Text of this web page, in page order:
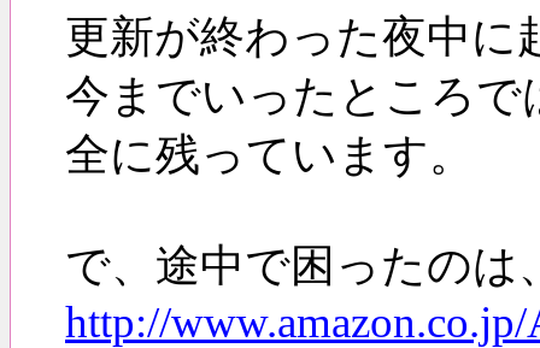
更新が終わった夜中に
今までいったところ
全に残っています。
で、途中で困ったのは
http://